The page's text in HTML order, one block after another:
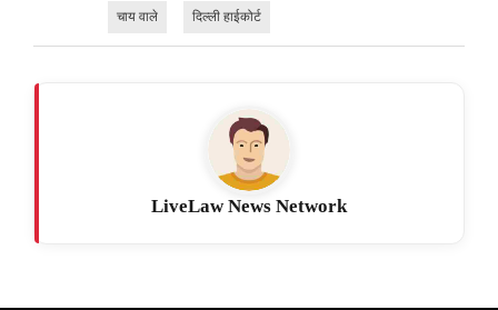
चाय वाले दिल्ली हाईकोर्ट
LiveLaw News Network